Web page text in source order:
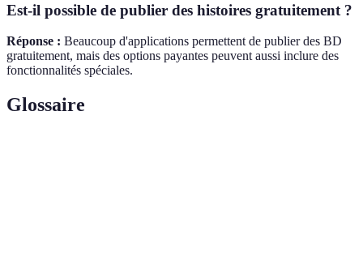
Est-il possible de publier des histoires gratuitement ?
Réponse : Beaucoup d'applications permettent de publier des BD
gratuitement, mais des options payantes peuvent aussi inclure des
fonctionnalités spéciales.
Glossaire